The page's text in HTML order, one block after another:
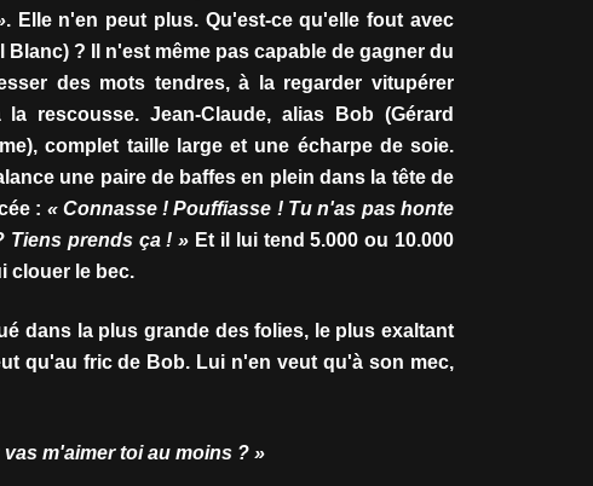
. Elle n'en peut plus. Qu'est-ce qu'elle fout avec
? Il n'est même pas capable de gagner du
des mots tendres, à la regarder vitupérer
rescousse. Jean-Claude, alias Bob (Gérard
complet taille large et une écharpe de soie.
une paire de baffes en plein dans la tête de
: « Connasse ! Pouffiasse ! Tu n'as pas honte
Tiens prends ça ! » Et il lui tend 5.000 ou 10.000
clouer le bec.
dans la plus grande des folies, le plus exaltant
qu'au fric de Bob. Lui n'en veut qu'à son mec,
m'aimer toi au moins ? »